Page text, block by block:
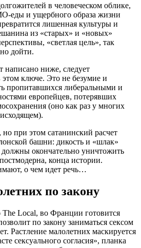
в человеческом облике,
еды и ущербного образа жизни
лишенная культуры и
из «старых» и «новых»
«светлая цель», так
дойти.
написано ниже, следует
ключе. Это не безумие и
пропитавшихся либеральными и
европейцев, потерявших
(оно как раз у многих
при этом сатанинский расчет
башни: дикость и «шлак»
окончательно уничтожить
конца истории.
о чем идет речь…
по закону
Local, во Франции готовится
по закону заниматься сексом
Растление малолетних маскируется
сексуального согласия», планка